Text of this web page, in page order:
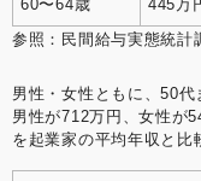
60〜64歳 445万
参照： 民間給与実態統計
男性・女性ともに、50
男性が712万円、女性が
を起業家の平均年収と比